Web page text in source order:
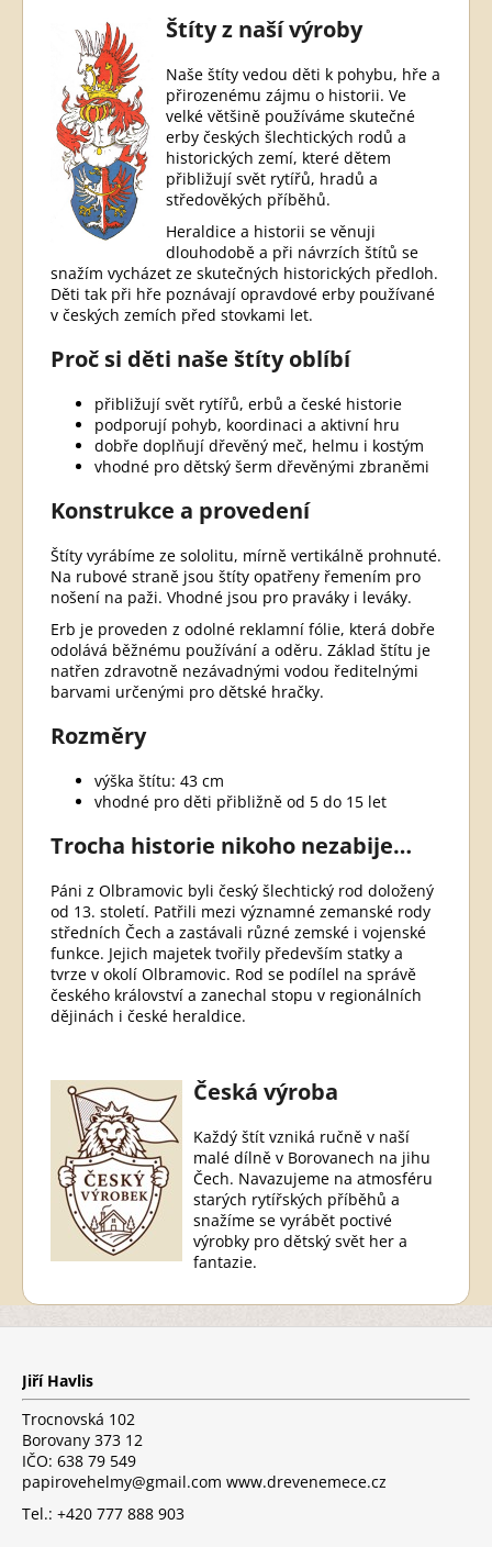
Štíty z naší výroby
Naše štíty vedou děti k pohybu, hře a
přirozenému zájmu o historii. Ve
velké většině používáme skutečné
erby českých šlechtických rodů a
historických zemí, které dětem
přibližují svět rytířů, hradů a
středověkých příběhů.
Heraldice a historii se věnuji
dlouhodobě a při návrzích štítů se
snažím vycházet ze skutečných historických předloh.
Děti tak při hře poznávají opravdové erby používané
v českých zemích před stovkami let.
Proč si děti naše štíty oblíbí
přibližují svět rytířů, erbů a české historie
podporují pohyb, koordinaci a aktivní hru
dobře doplňují dřevěný meč, helmu i kostým
vhodné pro dětský šerm dřevěnými zbraněmi
Konstrukce a provedení
Štíty vyrábíme ze sololitu, mírně vertikálně prohnuté.
Na rubové straně jsou štíty opatřeny řemením pro
nošení na paži. Vhodné jsou pro praváky i leváky.
Erb je proveden z odolné reklamní fólie, která dobře
odolává běžnému používání a oděru. Základ štítu je
natřen zdravotně nezávadnými vodou ředitelnými
barvami určenými pro dětské hračky.
Rozměry
výška štítu: 43 cm
vhodné pro děti přibližně od 5 do 15 let
Trocha historie nikoho nezabije…
Páni z Olbramovic byli český šlechtický rod doložený
od 13. století. Patřili mezi významné zemanské rody
středních Čech a zastávali různé zemské i vojenské
funkce. Jejich majetek tvořily především statky a
tvrze v okolí Olbramovic. Rod se podílel na správě
českého království a zanechal stopu v regionálních
dějinách i české heraldice.
Česká výroba
Každý štít vzniká ručně v naší
malé dílně v Borovanech na jihu
Čech. Navazujeme na atmosféru
starých rytířských příběhů a
snažíme se vyrábět poctivé
výrobky pro dětský svět her a
fantazie.
Z
Jiří Havlis
Trocnovská 102
Borovany 373 12
IČO: 638 79 549
papirovehelmy@gmail.com www.drevenemece.cz
Tel.: +420 777 888 903